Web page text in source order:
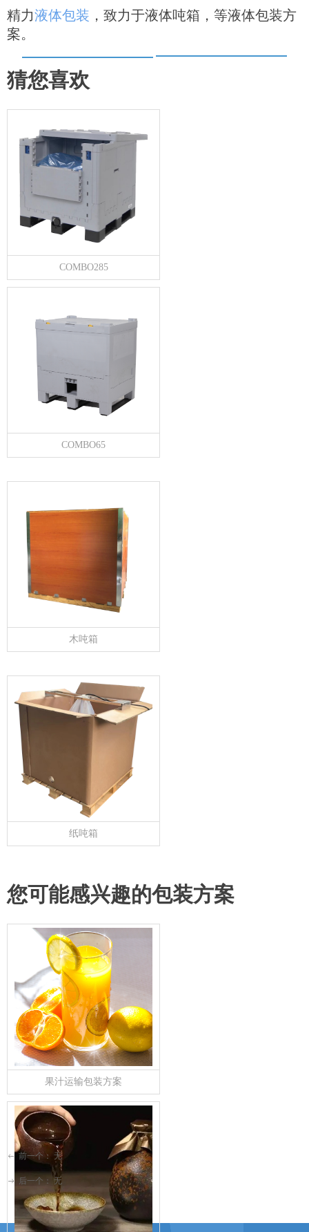
精力液体包装 ，致力于液体吨箱，等液体包装方
案。
猜您喜欢
COMBO285
COMBO65
木吨箱
纸吨箱
您可能感兴趣的包装方案
果汁运输包装方案
ꂃ 前一个： 无
ꁹ 后一个： 无